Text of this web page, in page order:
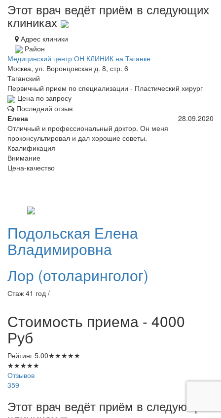
Этот врач ведёт приём в следующих
клиниках
Адрес клиники
Район
Медицинский центр ОН КЛИНИК на Таганке
Москва, ул. Воронцовская д. 8, стр. 6
Таганский
Первичный прием по специализации - Пластический хирург
Цена по запросу
Последний отзыв
Елена
28.09.2020
Отличный и профессиональный доктор. Он меня
проконсультировал и дал хорошие советы.
Квалификация
Внимание
Цена-качество
Подольская Елена
Владимировна
Лор (отоларинголог)
Стаж 41 год /
Стоимость приема - 4000
Руб
Рейтинг 5.00★★★★★
★★★★★
Отзывов
359
Этот врач ведёт приём в следующих